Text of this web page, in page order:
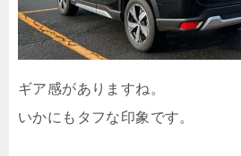
ギア感がありますね。
いかにもタフな印象です。